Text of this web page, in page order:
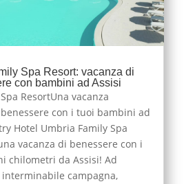
Spa Resort: vacanza di
con bambini ad Assisi
ResortUna vacanza
con i tuoi bambini ad
Hotel Umbria Family Spa
vacanza di benessere con i
chilometri da Assisi! Ad
campagna,